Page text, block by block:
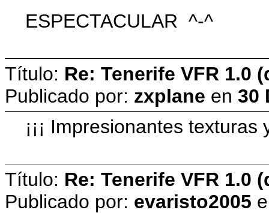
ESPECTACULAR ^-^
Título: Re: Tenerife VFR 1.0
Publicado por: zxplane en 30
¡¡¡ Impresionantes texturas
Título: Re: Tenerife VFR 1.0
Publicado por: evaristo2005